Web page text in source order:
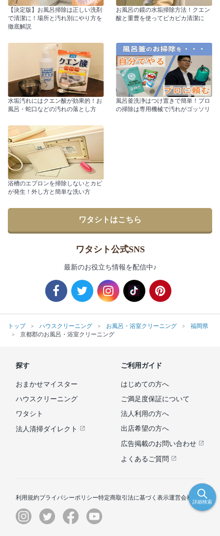
【決定版】お風呂掃除は正しい洗剤
で清潔に！場所と汚れ別にやり方を
徹底解説
お風呂の鏡の水垢掃除方法！クエン
酸と重曹を使ってピカピカ清潔に
水垢汚れにはクエン酸が効果的！お
風呂・蛇口などの汚れの落とし方
風呂釜洗浄はつけ置きで簡単！プロ
の掃除は専用機械で汚れがゴッソリ
浴槽のエプロンを掃除しないとカビ
が発生！外し方と簡単な洗い方
ワタシトはこちら
ワタシト公式SNS
最新のお役立ち情報を配信中♪
トップ ハウスクリーニング お風呂・浴室クリーニング
福岡県
京都郡のお風呂・浴室クリーニング
詳細検索
探す
おまかせマイスター
ハウスクリーニング
ワタシト
法人清掃ダイレクト
ご利用ガイド
はじめての方へ
ご満足度保証について
法人利用の方へ
出店希望の方へ
広告掲載のお問い合わせ
よくあるご質問
利用規約プライバシーポリシー特定商取引法に基づく表示運営会社